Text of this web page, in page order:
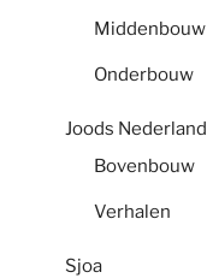
Middenbouw
Onderbouw
Joods Nederland
Bovenbouw
Verhalen
Sjoa